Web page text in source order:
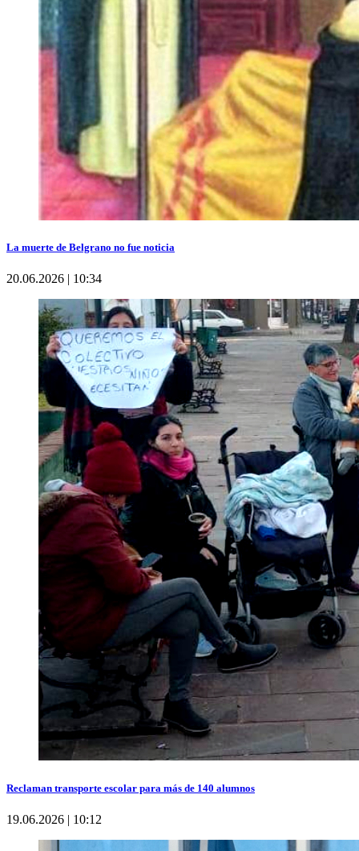
La muerte de Belgrano no fue noticia
20.06.2026 | 10:34
Reclaman transporte escolar para más de 140 alumnos
19.06.2026 | 10:12